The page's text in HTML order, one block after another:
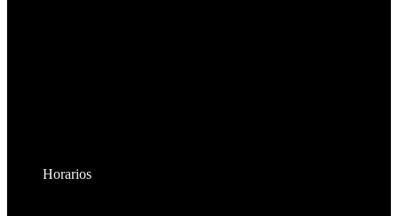
Horarios